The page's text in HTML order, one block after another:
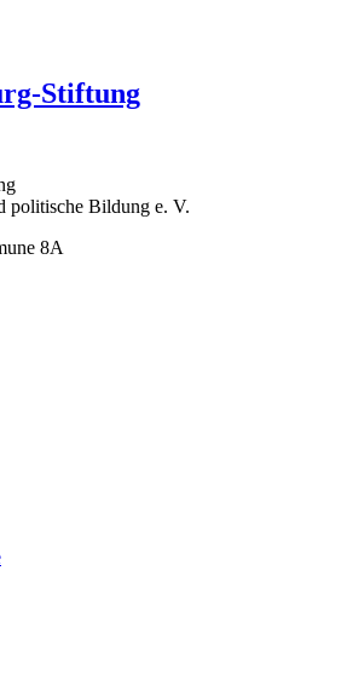
Stiftung
politische Bildung e. V.
8A